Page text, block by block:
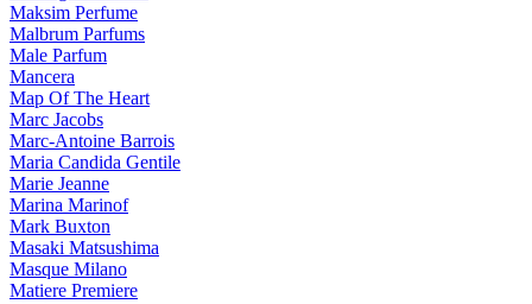
Maksim Perfume
Malbrum Parfums
Male Parfum
Mancera
Map Of The Heart
Marc Jacobs
Marc-Antoine Barrois
Maria Candida Gentile
Marie Jeanne
Marina Marinof
Mark Buxton
Masaki Matsushima
Masque Milano
Matiere Premiere